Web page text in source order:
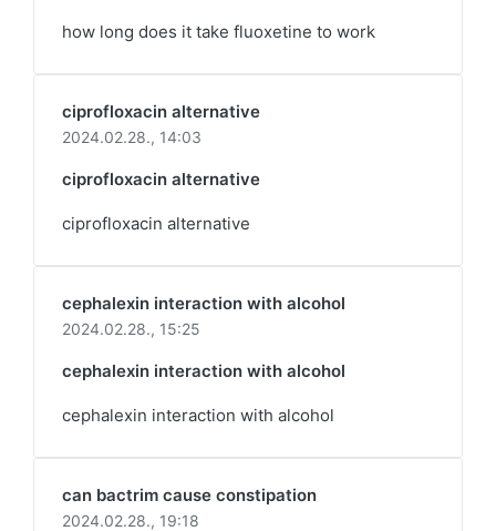
how long does it take fluoxetine to work
ciprofloxacin alternative
2024.02.28., 14:03
ciprofloxacin alternative
ciprofloxacin alternative
cephalexin interaction with alcohol
2024.02.28., 15:25
cephalexin interaction with alcohol
cephalexin interaction with alcohol
can bactrim cause constipation
2024.02.28., 19:18